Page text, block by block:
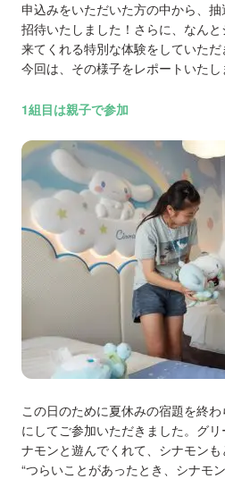
申込みをいただいた方の中から、
招待いたしました！さらに、なん
来てくれる特別な体験をしていただ
今回は、その様子をレポートいたし
1組目は親子で参加
この日のために夏休みの宿題を終
にしてご参加いただきました。グ
ナモンと遊んでくれて、シナモンも
“つらいことがあったとき、シナモ